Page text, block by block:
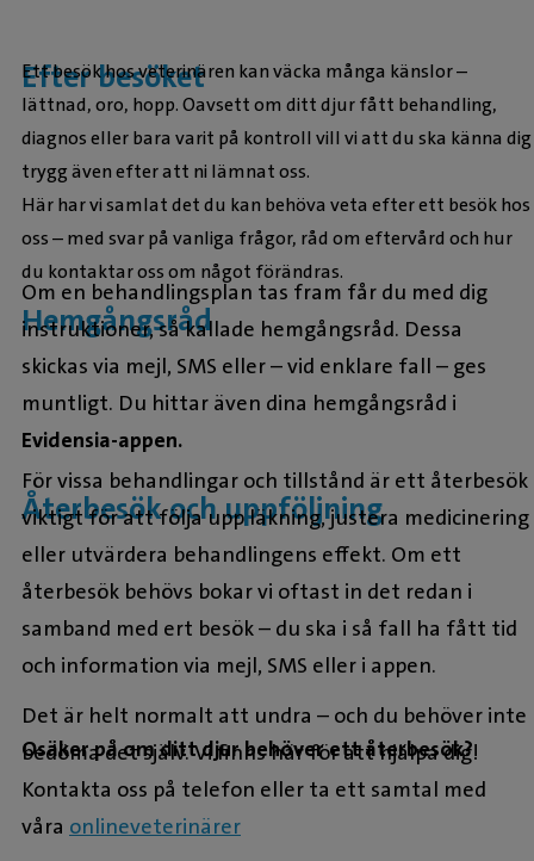
Efter besöket
Ett besök hos veterinären kan väcka många känslor –
lättnad, oro, hopp. Oavsett om ditt djur fått behandling,
diagnos eller bara varit på kontroll vill vi att du ska känna dig
trygg även efter att ni lämnat oss.
Här har vi samlat det du kan behöva veta efter ett besök hos
oss – med svar på vanliga frågor, råd om eftervård och hur
du kontaktar oss om något förändras.
Hemgångsråd
Om en behandlingsplan tas fram får du med dig
instruktioner, så kallade hemgångsråd. Dessa
skickas via mejl, SMS eller – vid enklare fall – ges
muntligt. Du hittar även dina hemgångsråd i
Evidensia-appen.
Återbesök och uppföljning
För vissa behandlingar och tillstånd är ett återbesök
viktigt för att följa upp läkning, justera medicinering
eller utvärdera behandlingens effekt. Om ett
återbesök behövs bokar vi oftast in det redan i
samband med ert besök – du ska i så fall ha fått tid
och information via mejl, SMS eller i appen.
Osäker på om ditt djur behöver ett återbesök?
Det är helt normalt att undra – och du behöver inte
bedöma det själv. Vi finns här för att hjälpa dig!
Kontakta oss på telefon eller ta ett samtal med
våra onlineveterinärer